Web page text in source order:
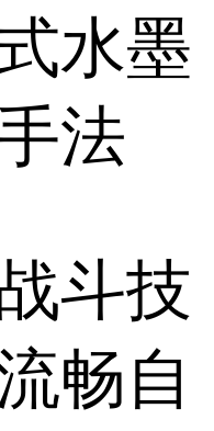
水墨
法
斗技
畅自